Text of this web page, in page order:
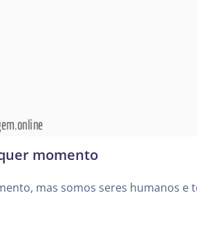
momento
mas somos seres humanos e